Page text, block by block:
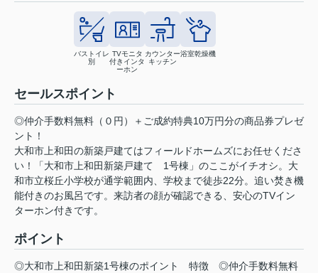
バストイレ
別
TVモニタ
付きインタ
ーホン
カウンター
キッチン
浴室乾燥機
セールスポイント
◎仲介手数料無料（０円）＋ご成約特典10万円分の商品券プレゼ
ント！
大和市上和田の新築戸建てはフィールドホームズにお任せくださ
い！「大和市上和田新築戸建て 1号棟」のここがイチオシ。大
和市立桜丘小学校が通学範囲内、学校まで徒歩22分。追い焚き機
能付きのお風呂です。来訪者の顔が確認できる、安心のTVイン
ターホン付きです。
ポイント
◎大和市上和田新築1号棟のポイント 特徴
◎仲介手数料無料